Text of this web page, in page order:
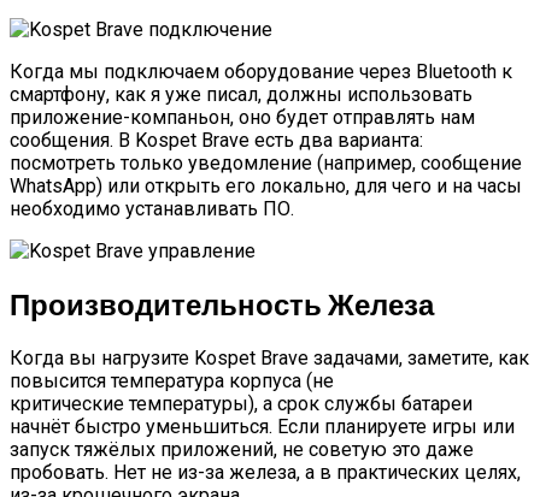
Когда мы подключаем оборудование через Bluetooth к
смартфону, как я уже писал, должны использовать
приложение-компаньон, оно будет отправлять нам
сообщения. В Kospet Brave есть два варианта:
посмотреть только уведомление (например, сообщение
WhatsApp) или открыть его локально, для чего и на часы
необходимо устанавливать ПО.
Производительность Железа
Когда вы нагрузите Kospet Brave задачами, заметите, как
повысится температура корпуса (не
критические температуры), а срок службы батареи
начнёт быстро уменьшиться. Если планируете игры или
запуск тяжёлых приложений, не советую это даже
пробовать. Нет не из-за железа, а в практических целях,